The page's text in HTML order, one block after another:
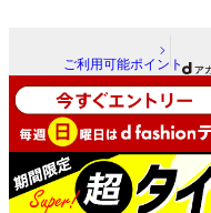
ご利用可能ポイント